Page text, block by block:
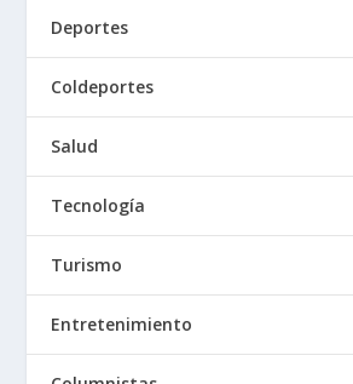
Deportes
Coldeportes
Salud
Tecnología
Turismo
Entretenimiento